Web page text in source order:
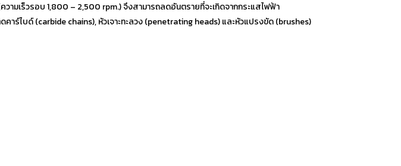
ามเร็วรอบ 1,800 – 2,500 rpm.) จึงสามารถลดอันตรายที่จะเกิดจากกระแสไฟฟ้า
าร์ไบด์ (carbide chains), หัวเจาะทะลวง (penetrating heads) และหัวแปรงขัด (brushes)